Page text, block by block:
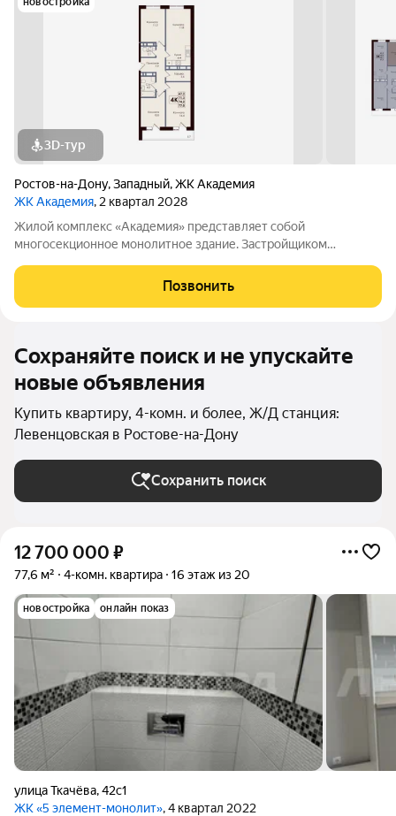
3D-тур
Ростов-на-Дону,Западный,ЖК Академия
ЖК Академия, 2 квартал 2028
Жилой комплекс «Академия» представляет собой
многосекционное монолитное здание. Застройщиком
не осуществляется. Благоустройство прилегающей
территории включает в себя организацию детских игровых
Позвонить
Сохраняйте поиск и не упускайте
новые объявления
Купить квартиру, 4-комн. и более, Ж/Д станция:
Левенцовская в Ростове-на-Дону
Сохранить поиск
12 700 000 ₽
77,6 м² 4-комн. квартира 16 этаж из 20
новостройка онлайн показ
улица Ткачёва,42с1
ЖК «5 элемент-монолит», 4 квартал 2022